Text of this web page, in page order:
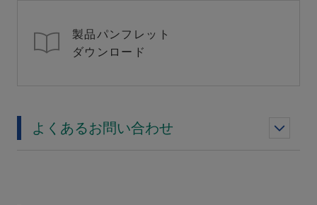
製品パンフレット
ダウンロード
よくあるお問い合わせ